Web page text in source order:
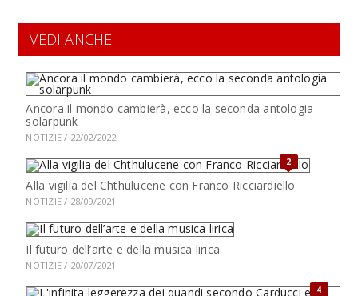
VEDI ANCHE
Ancora il mondo cambierà, ecco la seconda antologia
solarpunk
NOTIZIE / 22/02/2022
2
Alla vigilia del Chthulucene con Franco Ricciardiello
NOTIZIE / 28/09/2021
Il futuro dell’arte e della musica lirica
NOTIZIE / 20/07/2021
4